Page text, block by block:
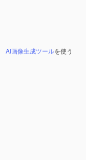
AI画像生成ツールを使う